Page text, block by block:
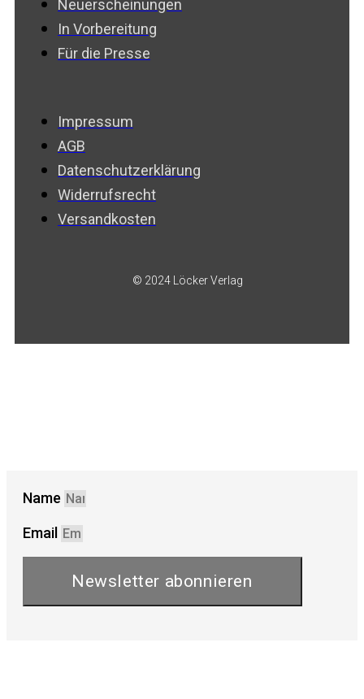
Neuerscheinungen
In Vorbereitung
Für die Presse
Impressum
AGB
Datenschutzerklärung
Widerrufsrecht
Versandkosten
© 2024 Löcker Verlag
Name
Email
Newsletter abonnieren